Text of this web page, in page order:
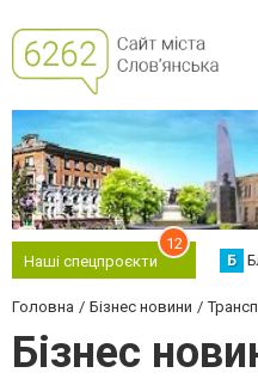
Наші спецпроєкти
12
Б
Головна Бізнес новини
Бізнес